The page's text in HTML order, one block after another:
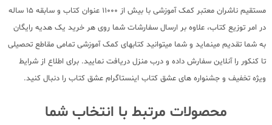
مستقیم ناشران معتبر کمک آموزشی با بیش از 11000 عنوان کتاب و سابقه 15 ساله
در امر توزیع کتاب، علاوه بر ارسال سفارشات شما روی هر خرید یک هدیه رایگان
به شما تقدیم مینماید و شما میتوانید کتابهای کمک آموزشی تمامی مقاطع تحصیلی
تا کنکور را آنلاین سفارش داده و درب منزل دریافت نمایید. برای اطلاع از شرایط
ویژه تخفیف و جشنواره های عشق کتاب اینستاگرام عشق کتاب را دنبال کنید.
محصولات مرتبط با انتخاب شما